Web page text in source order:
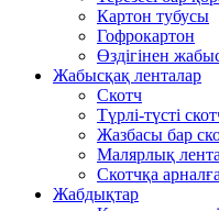
Картон тубусы
Гофрокартон
Өздігінен
Жабысқақ ленталар
Скотч
Түрлі-түсті
Жазбасы бар
Малярлық лента
Скотчқа
Жабдықтар